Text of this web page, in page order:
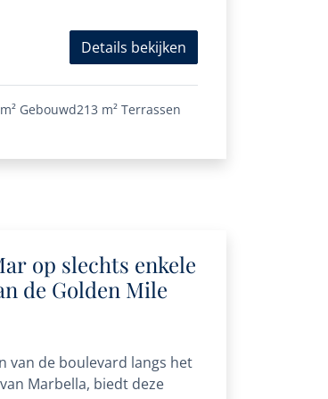
Details bekijken
Gebouwd213 m² Terrassen
op slechts enkele
de Golden Mile
van de boulevard langs het
Marbella, biedt deze